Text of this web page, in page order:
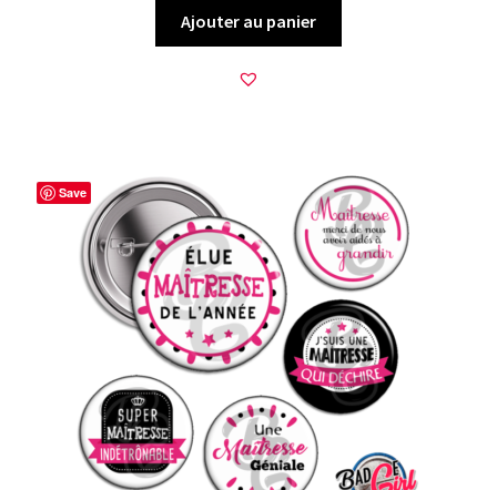
Ajouter au panier
Save